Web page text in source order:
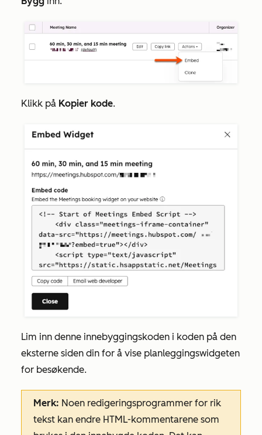
Klikk på Kopier kode.
Lim inn denne innebyggingskoden i koden på den
eksterne siden din for å vise planleggingswidgeten
for besøkende.
Merk: Noen redigeringsprogrammer for rik
tekst kan endre HTML-kommentarene som